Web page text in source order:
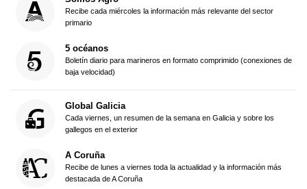
Recibe cada miércoles la información más relevante del sector
primario
5 océanos
Boletín diario para marineros en formato comprimido (conexiones de
baja velocidad)
Global Galicia
Cada viernes, un resumen de la semana en Galicia y sobre los
gallegos en el exterior
A Coruña
Recibe de lunes a viernes toda la actualidad y la información más
destacada de A Coruña